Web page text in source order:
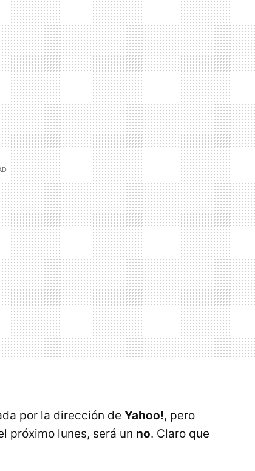
por la dirección de Yahoo!, pero
próximo lunes, será un no. Claro que